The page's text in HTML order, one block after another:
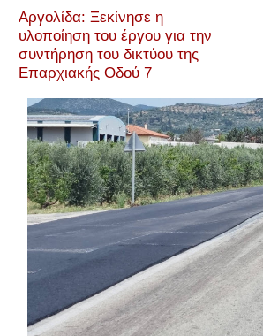
Αργολίδα: Ξεκίνησε η
υλοποίηση του έργου για την
συντήρηση του δικτύου της
Επαρχιακής Οδού 7